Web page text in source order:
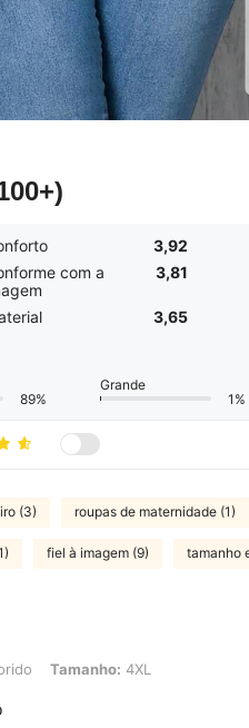
3,92
com a
3,81
3,65
89%
Grande
1%
(3) roupas de maternidade (1)
fiel à imagem (9) tamanho
4XL
Tamanho: 4XL